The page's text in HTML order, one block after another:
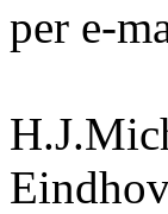
per e-